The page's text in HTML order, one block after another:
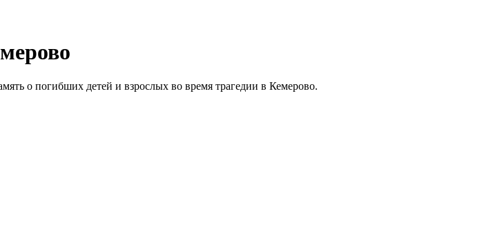
о погибших детей и взрослых во время трагедии в Кемерово.